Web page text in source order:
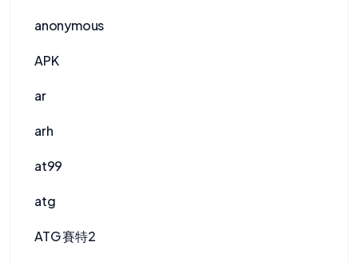
anonymous
APK
ar
arh
at99
atg
ATG 賽特2